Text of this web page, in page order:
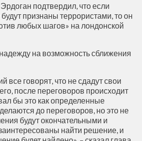
подтвердил, что если
признаны террористами, то он
любых шагов» на лондонской
на возможность сближения
все говорят, что не сдадут свои
после переговоров происходит
бы это как определенные
до переговоров, но это не
будут окончательными и
найти решение, и